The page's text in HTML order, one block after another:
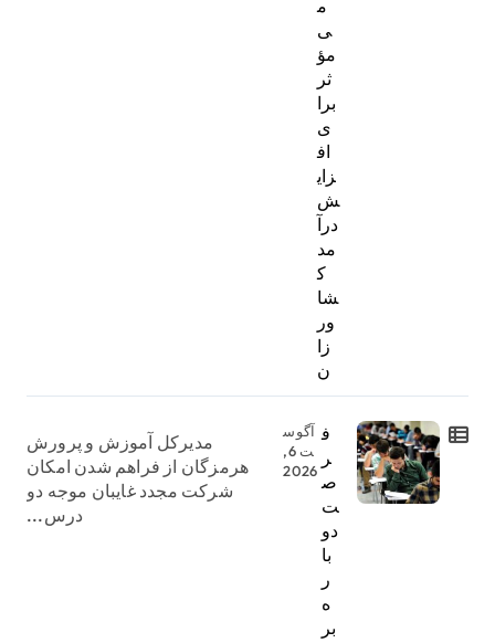
م
ی
مؤ
ثر
برا
ی
اف
زای
ش
درآ
مد
ک
شا
ور
زا
ن
ف
ر
ص
ت
دو
با
ر
ه
بر
آگوس
ت 6,
2026
مدیرکل آموزش و پرورش
هرمزگان از فراهم شدن امکان
شرکت مجدد غایبان موجه دو
درس...